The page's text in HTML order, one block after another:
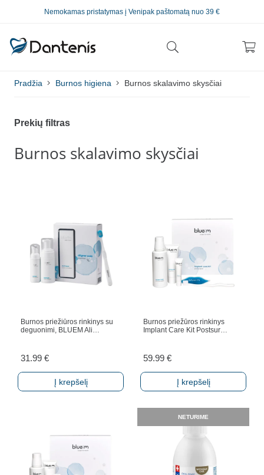
Nemokamas pristatymas į Venipak paštomatą nuo 39 €
Pradžia Burnos higiena Burnos skalavimo skysčiai
Prekių filtras
Burnos skalavimo skysčiai
Burnos priežiūros rinkinys su
deguonimi, BLUEM Ali…
31.99 €
Į krepšelį
Burnos priežūros rinkinys
Implant Care Kit Postsur…
59.99 €
Į krepšelį
NETURIME